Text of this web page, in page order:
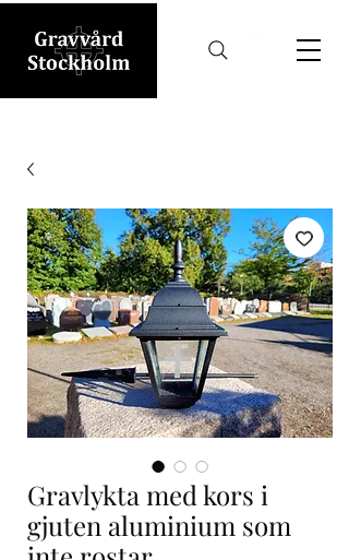
Gravlykta med kors i
gjuten aluminium som